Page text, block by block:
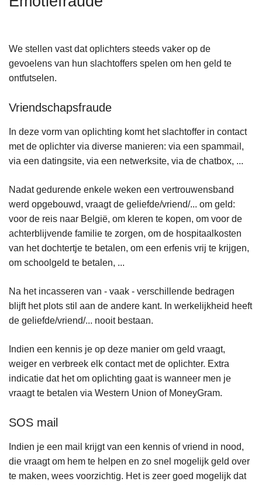
We stellen vast dat oplichters steeds vaker op de
gevoelens van hun slachtoffers spelen om hen geld te
ontfutselen.
Vriendschapsfraude
In deze vorm van oplichting komt het slachtoffer in contact
met de oplichter via diverse manieren: via een spammail,
via een datingsite, via een netwerksite, via de chatbox, ...
Nadat gedurende enkele weken een vertrouwensband
werd opgebouwd, vraagt de geliefde/vriend/... om geld:
voor de reis naar België, om kleren te kopen, om voor de
achterblijvende familie te zorgen, om de hospitaalkosten
van het dochtertje te betalen, om een erfenis vrij te krijgen,
om schoolgeld te betalen, ...
Na het incasseren van - vaak - verschillende bedragen
blijft het plots stil aan de andere kant. In werkelijkheid heeft
de geliefde/vriend/... nooit bestaan.
Indien een kennis je op deze manier om geld vraagt,
weiger en verbreek elk contact met de oplichter. Extra
indicatie dat het om oplichting gaat is wanneer men je
vraagt te betalen via Western Union of MoneyGram.
SOS mail
Indien je een mail krijgt van een kennis of vriend in nood,
die vraagt om hem te helpen en zo snel mogelijk geld over
te maken, wees voorzichtig. Het is zeer goed mogelijk dat